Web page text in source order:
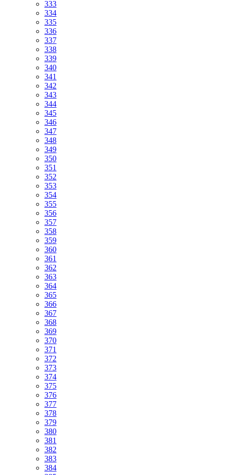
333
334
335
336
337
338
339
340
341
342
343
344
345
346
347
348
349
350
351
352
353
354
355
356
357
358
359
360
361
362
363
364
365
366
367
368
369
370
371
372
373
374
375
376
377
378
379
380
381
382
383
384